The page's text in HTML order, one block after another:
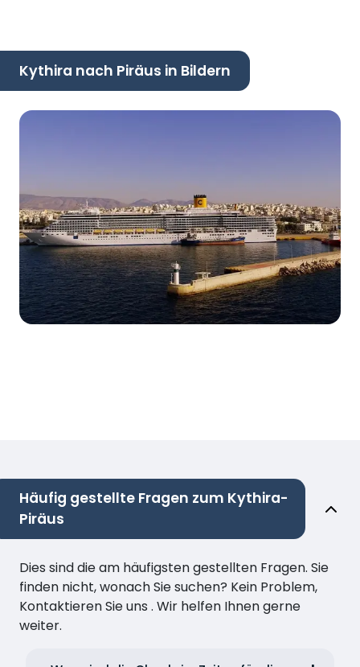
Kythira nach Piräus in Bildern
Häufig gestellte Fragen zum Kythira-
Piräus
Dies sind die am häufigsten gestellten Fragen. Sie
finden nicht, wonach Sie suchen? Kein Problem,
Kontaktieren Sie uns . Wir helfen Ihnen gerne
weiter.